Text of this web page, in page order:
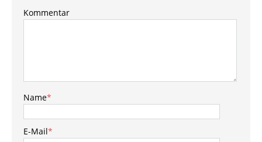
Kommentar
Name*
E-Mail*